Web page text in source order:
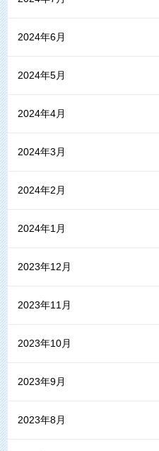
2024年6月
2024年5月
2024年4月
2024年3月
2024年2月
2024年1月
2023年12月
2023年11月
2023年10月
2023年9月
2023年8月